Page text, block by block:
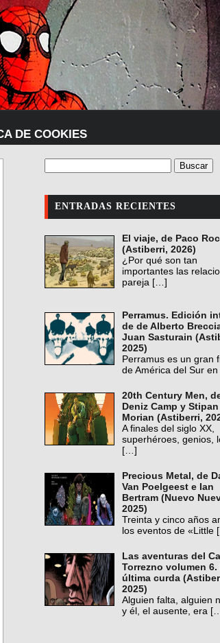
DE COOKIES
ENTRADAS RECIENTES
El viaje, de Paco
(Astiberri, 2026)
¿Por qué son tan
importantes las
pareja […]
Perramus. Edición
de de Alberto
Juan Sasturain
2025)
Perramus es un gran
de América del Sur en
20th Century Men,
Deniz Camp y Stipan
Morian (Astiberri,
A finales del siglo XX,
superhéroes, genios,
[…]
Precious Metal, de
Van Poelgeest e Ian
Bertram (Nuevo
2025)
Treinta y cinco años
los eventos de «Little
Las aventuras del
Torrezno volumen 6.
última curda
2025)
Alguien falta, alguien
y él, el ausente, era